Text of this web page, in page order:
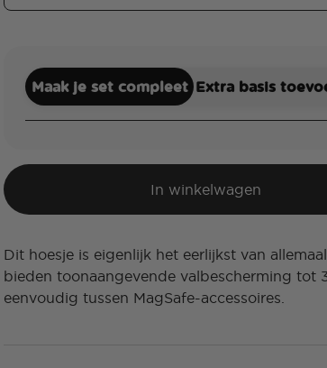
Maak je set compleet Extra basis
In winkelwagen
Dit hoesje is eigenlijk het eerlijkst van
bieden toonaangevende valbescherming tot
eenvoudig tussen MagSafe-accessoires.